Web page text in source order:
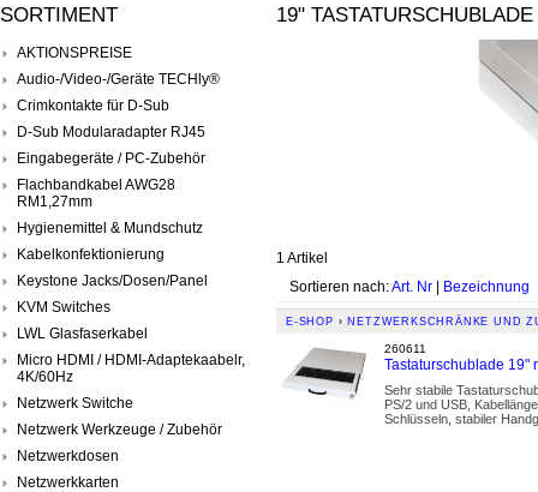
SORTIMENT
AKTIONSPREISE
Audio-/Video-/Geräte TECHly®
Crimkontakte für D-Sub
D-Sub Modularadapter RJ45
Eingabegeräte / PC-Zubehör
Flachbandkabel AWG28
RM1,27mm
Hygienemittel & Mundschutz
Kabelkonfektionierung
Keystone Jacks/Dosen/Panel
KVM Switches
LWL Glasfaserkabel
Micro HDMI / HDMI-Adaptekaabelr,
4K/60Hz
Netzwerk Switche
Netzwerk Werkzeuge / Zubehör
Netzwerkdosen
Netzwerkkarten
19"
1 Artikel
Sortieren nach:Art. Nr | Bezeichnung
E-SHOP › NETZWERKSCHRÄNKE UND
260611
Tastaturschublade 19"
Sehr stabile
PS/2 und USB,
Schlüsseln, stabiler